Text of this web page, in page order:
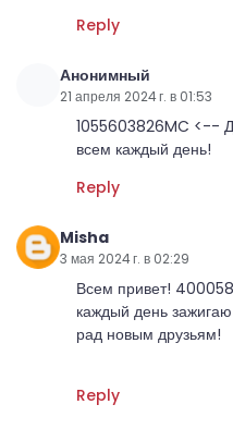
Reply
Анонимный
21 апреля 2024 г. в 01:53
1055603826MC <--
всем каждый день!
Reply
Misha
3 мая 2024 г. в 02:29
Всем привет!
каждый день
рад новым друзьям!
Reply